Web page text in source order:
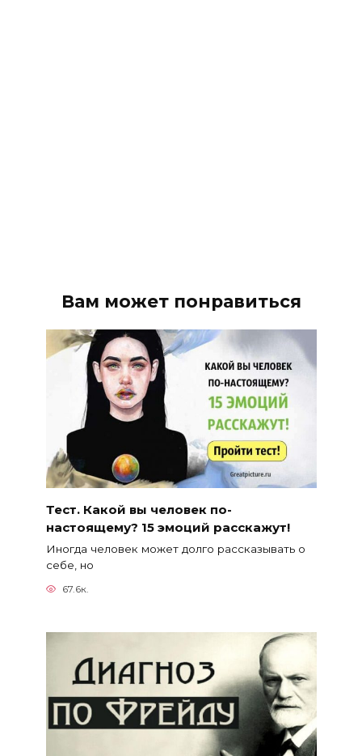
Вам может понравиться
Тест. Какой вы человек по-
настоящему? 15 эмоций расскажут!
Иногда человек может долго рассказывать о
себе, но
67.6к.